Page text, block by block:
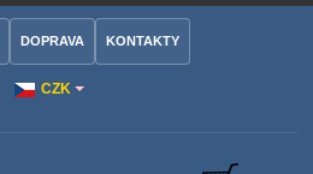
CZK
DOPRAVA KONTAKTY